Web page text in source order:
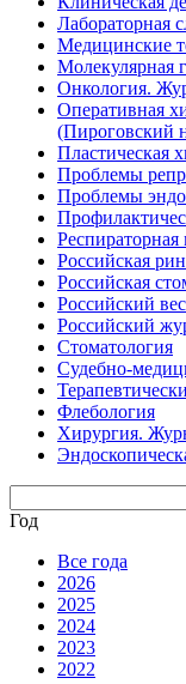
Лабораторная
Медицинские
Молекулярная
Онкология.
Оперативная
(Пироговский
Пластическая
Проблемы
Проблемы
Российская
Российская
Российский
Российский
Стоматология
Судебно-
Флебология
Хирургия.
Год
Все года
2026
2025
2024
2023
2022